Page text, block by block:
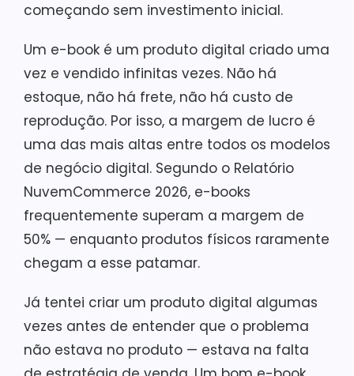
começando sem investimento inicial.
Um e-book é um produto digital criado uma
vez e vendido infinitas vezes. Não há
estoque, não há frete, não há custo de
reprodução. Por isso, a margem de lucro é
uma das mais altas entre todos os modelos
de negócio digital. Segundo o Relatório
NuvemCommerce 2026, e-books
frequentemente superam a margem de
50% — enquanto produtos físicos raramente
chegam a esse patamar.
Já tentei criar um produto digital algumas
vezes antes de entender que o problema
não estava no produto — estava na falta